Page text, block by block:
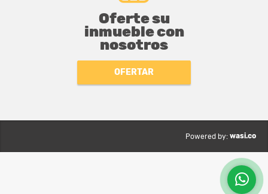
Oferte su
inmueble con
nosotros
OFERTAR
Powered by: wasi.co